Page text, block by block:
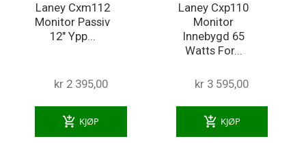
Laney Cxm112
Monitor Passiv
12" Ypp...
kr 2 395,00
add_shopping_cart KJØP
Laney Cxp110
Monitor
Innebygd 65
Watts For...
kr 3 595,00
add_shopping_cart KJØP